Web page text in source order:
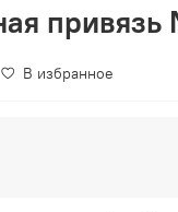
привязь
В избранное